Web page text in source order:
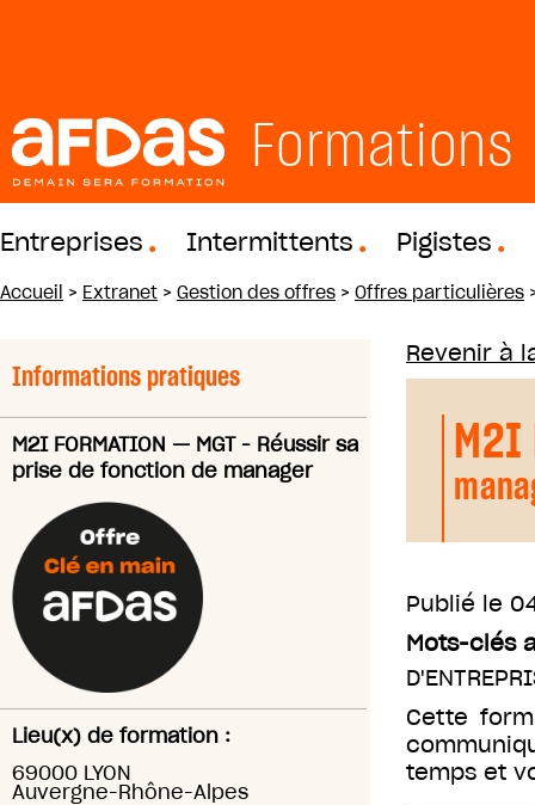
Formations
Entreprises Intermittents Pigistes
Accueil > Extranet > Gestion des offres > Offres particulières
Informations pratiques
M2I FORMATION — MGT - Réussir sa
prise de fonction de manager
Lieu(x) de formation :
69000 LYON
Auvergne-Rhône-Alpes
Revenir à
M2I
Publié le
Mots-clés
Cette
temps et